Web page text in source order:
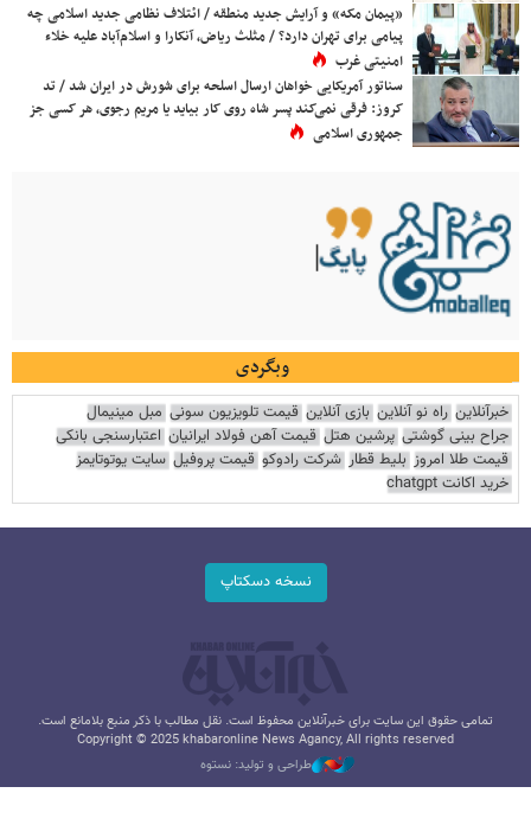
«پیمان مکه» و آرایش جدید منطقه / ائتلاف نظامی جدید اسلامی چه
پیامی برای تهران دارد؟ / مثلث ریاض، آنکارا و اسلام‌آباد علیه خلاء
امنیتی غرب
سناتور آمریکایی خواهان ارسال اسلحه برای شورش در ایران شد / تد
کروز: فرقی نمی‌کند پسر شاه روی کار بیاید یا مریم رجوی، هر کسی جز
جمهوری اسلامی
وبگردی
خبرآنلاین راه نو آنلاین بازی آنلاین قیمت تلویزیون سونی مبل مینیمال
جراح بینی گوشتی پرشین هتل قیمت آهن فولاد ایرانیان اعتبارسنجی بانکی
قیمت طلا امروز بلیط قطار شرکت رادوکو قیمت پروفیل سایت یوتوتایمز
خرید اکانت chatgpt
نسخه دسکتاپ
تمامی حقوق این سایت برای خبرآنلاین محفوظ است. نقل مطالب با ذکر منبع بلامانع است.
Copyright © 2025 khabaronline News Agancy, All rights reserved
طراحی و تولید: نستوه